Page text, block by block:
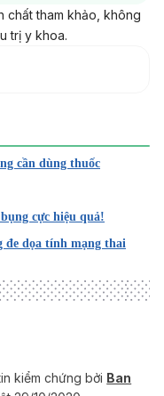
chất tham khảo, không
trị y khoa.
sinh-an-thit-bo-duoc-
nu/kieng-an-sau-
caesarean-
cần dùng thuốc
cực hiệu quả!
đe dọa tính mạng thai
kiểm chứng bởi Ban